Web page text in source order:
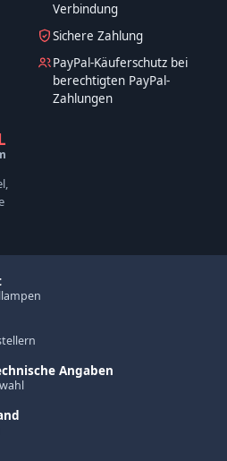
Verbindung
Sichere Zahlung
PayPal-Käuferschutz bei
berechtigten PayPal-
Zahlungen
Angaben